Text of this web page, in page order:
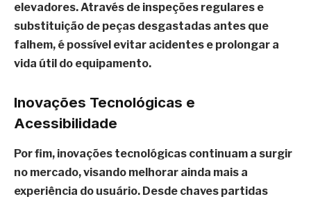
elevadores. Através de inspeções regulares e
substituição de peças desgastadas antes que
falhem, é possível evitar acidentes e prolongar a
vida útil do equipamento.
Inovações Tecnológicas e
Acessibilidade
Por fim, inovações tecnológicas continuam a surgir
no mercado, visando melhorar ainda mais a
experiência do usuário. Desde chaves partidas